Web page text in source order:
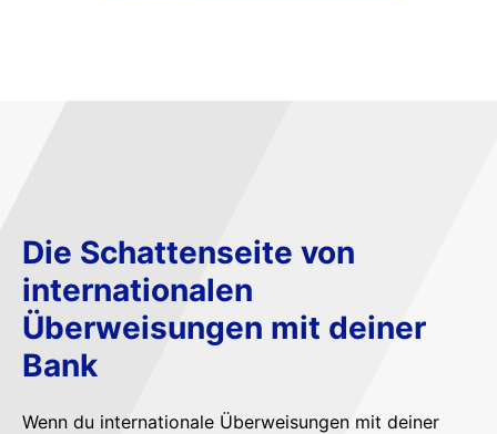
Die Schattenseite von
internationalen
Überweisungen mit deiner
Bank
Wenn du internationale Überweisungen mit deiner